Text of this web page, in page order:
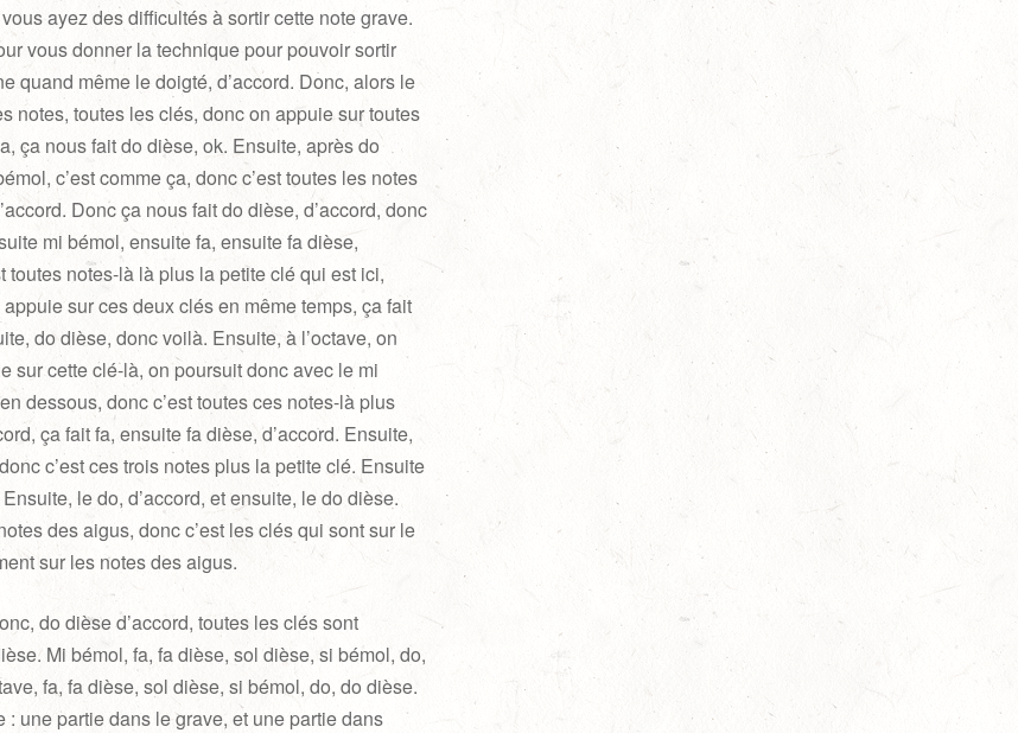
ayez des difficultés à sortir cette note grave.
vous donner la technique pour pouvoir sortir
quand même le doigté, d’accord. Donc, alors le
notes, toutes les clés, donc on appuie sur toutes
ça nous fait do dièse, ok. Ensuite, après do
c’est comme ça, donc c’est toutes les notes
Donc ça nous fait do dièse, d’accord, donc
mi bémol, ensuite fa, ensuite fa dièse,
toutes notes-là là plus la petite clé qui est ici,
sur ces deux clés en même temps, ça fait
do dièse, donc voilà. Ensuite, à l’octave, on
sur cette clé-là, on poursuit donc avec le mi
dessous, donc c’est toutes ces notes-là plus
ça fait fa, ensuite fa dièse, d’accord. Ensuite,
c’est ces trois notes plus la petite clé. Ensuite
le do, d’accord, et ensuite, le do dièse.
des aigus, donc c’est les clés qui sont sur le
sur les notes des aigus.
do dièse d’accord, toutes les clés sont
Mi bémol, fa, fa dièse, sol dièse, si bémol, do,
fa, fa dièse, sol dièse, si bémol, do, do dièse.
: une partie dans le grave, et une partie dans